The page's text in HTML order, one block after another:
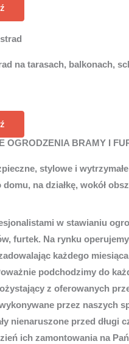
na tarasach, balkonach,
OGRODZENIA BRAMY I
stylowe i
na działkę, wokół
w stawianiu
furtek. Na rynku
każdego
podchodzimy do
z oferowanych
przez naszych
nienaruszone przed długi
ich zamontowania na